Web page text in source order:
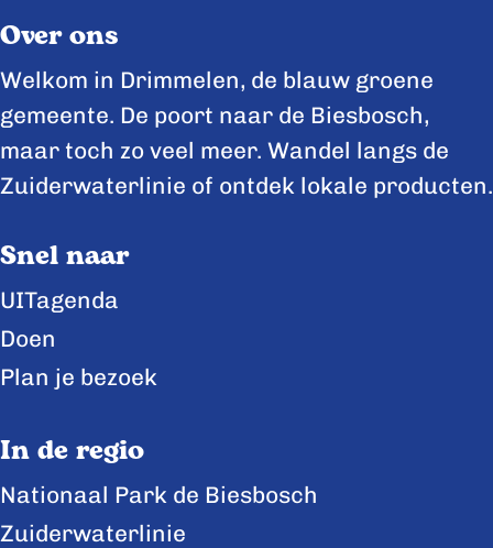
Over ons
Welkom in Drimmelen, de blauw groene
gemeente. De poort naar de Biesbosch,
maar toch zo veel meer. Wandel langs de
Zuiderwaterlinie of ontdek lokale producten.
Snel naar
UITagenda
Doen
Plan je bezoek
In de regio
Nationaal Park de Biesbosch
Zuiderwaterlinie